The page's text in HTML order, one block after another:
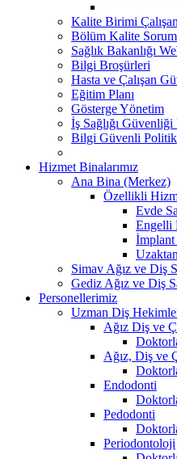
Kalite Birimi
Bölüm Kalite
Sağlık Bakanlığı
Bilgi Broşürleri
Hasta ve Çalışan
Eğitim Planı
Gösterge Yönetim
İş Sağlığı
Bilgi Güvenli
Hizmet Binalarımız
Ana Bina (Merkez)
Özellikli
Evde
Engelli
İmplant
Simav Ağız ve Diş
Gediz Ağız ve Diş
Personellerimiz
Uzman Diş
Ağız Diş ve
Ağız, Diş ve
Endodonti
Pedodonti
Periodontoloji